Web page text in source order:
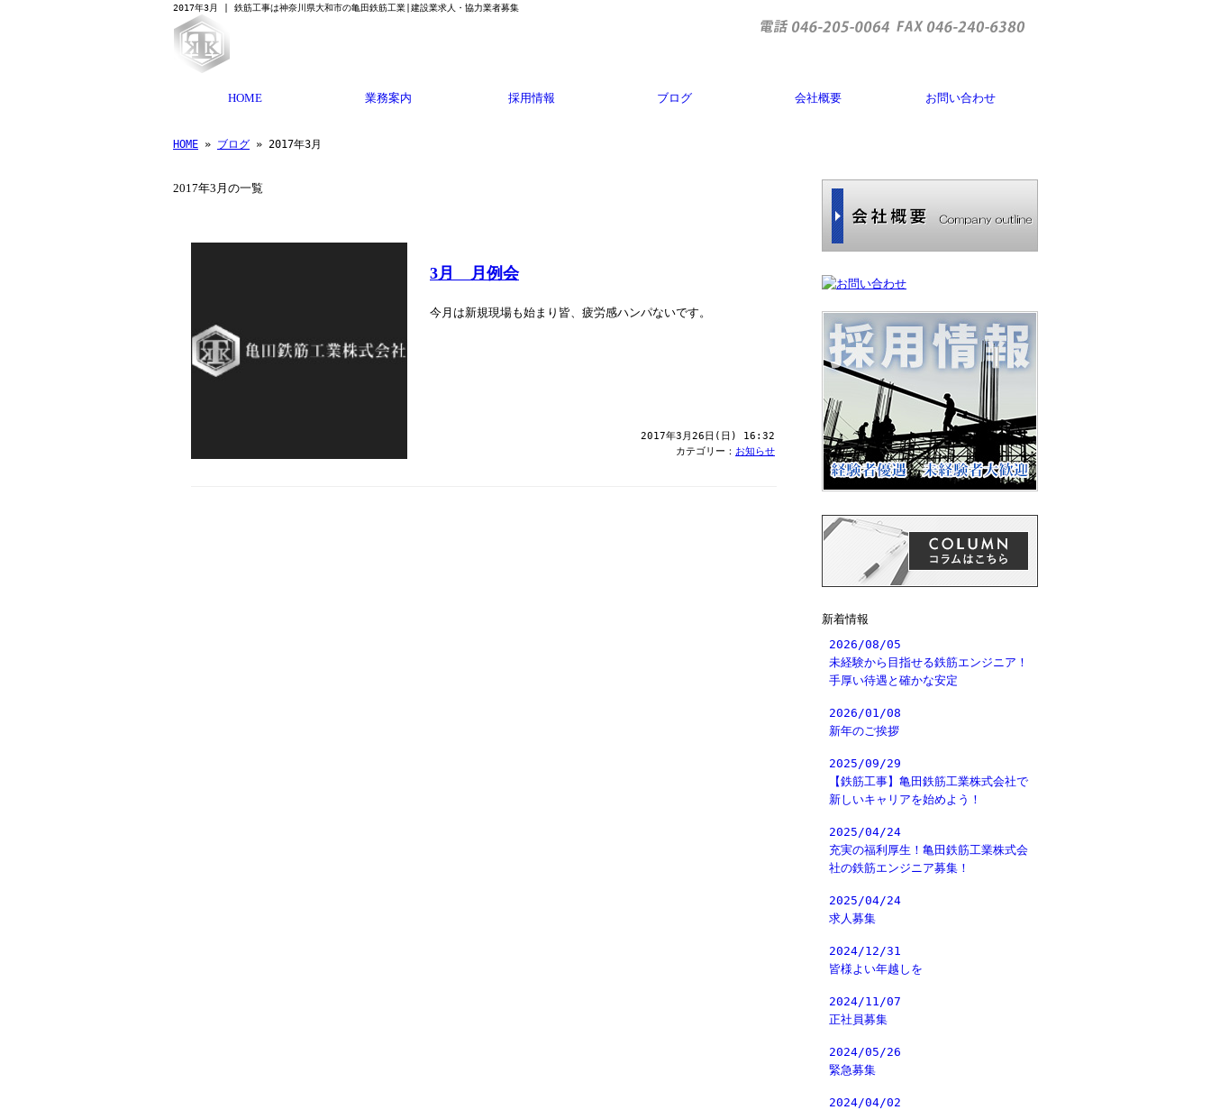
2017年3月 | 鉄筋工事は神奈川県大和市の亀田鉄筋工業|建設業求人・協力業者募集
HOME 業務案内 採用情報 ブログ 会社概要 お問い合わせ
HOME » ブログ » 2017年3月
2017年3月の一覧
3月 月例会
今月は新規現場も始まり皆、疲労感ハンパないです。
2017年3月26日(日) 16:32
カテゴリー： お知らせ
新着情報
2026/08/05
未経験から目指せる鉄筋エンジニア！
手厚い待遇と確かな安定
2026/01/08
新年のご挨拶
2025/09/29
【鉄筋工事】亀田鉄筋工業株式会社で
新しいキャリアを始めよう！
2025/04/24
充実の福利厚生！亀田鉄筋工業株式会
社の鉄筋エンジニア募集！
2025/04/24
求人募集
2024/12/31
皆様よい年越しを
2024/11/07
正社員募集
2024/05/26
緊急募集
2024/04/02